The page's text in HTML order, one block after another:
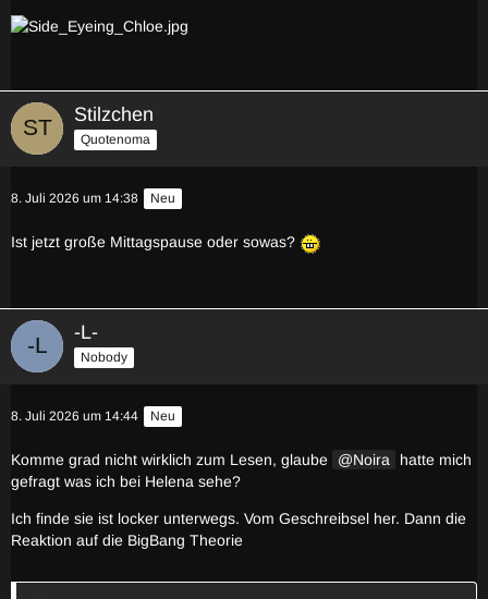
Stilzchen
Quotenoma
8. Juli 2026 um 14:38 Neu
Ist jetzt große Mittagspause oder sowas?
-L-
Nobody
8. Juli 2026 um 14:44 Neu
Komme grad nicht wirklich zum Lesen, glaube Noira
hatte mich
gefragt was ich bei Helena sehe?
Ich finde sie ist locker unterwegs. Vom Geschreibsel her. Dann die
Reaktion auf die BigBang Theorie